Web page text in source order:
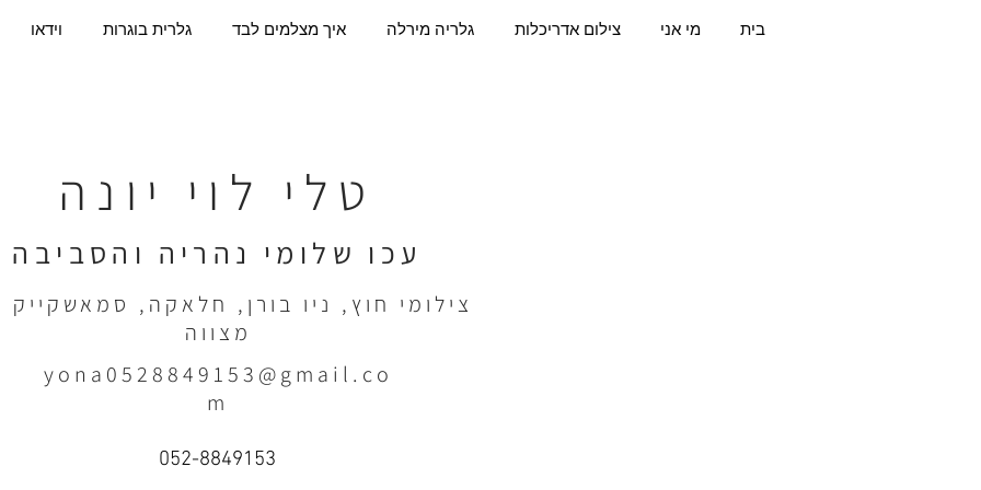
וידאו גלרית בוגרות איך מצלמים לבד גלריה מירלה צילום אדריכלות מי אני בית
טלי לוי יונה
עכו שלומי נהריה והסביבה
צילומי חוץ, ניו בורן, חלאקה, סמאשקייק
מצווה
yona0528849153@gmail.co
m
052-8849153